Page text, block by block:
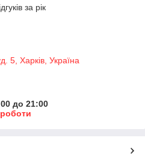
за рік
5, Харків, Україна
до 21:00